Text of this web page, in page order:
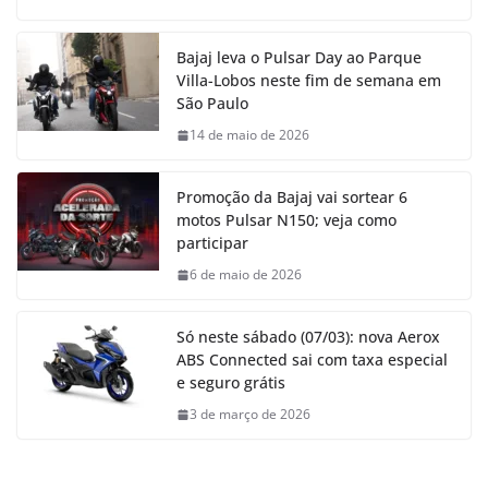
Bajaj leva o Pulsar Day ao Parque
Villa-Lobos neste fim de semana em
São Paulo
14 de maio de 2026
Promoção da Bajaj vai sortear 6
motos Pulsar N150; veja como
participar
6 de maio de 2026
Só neste sábado (07/03): nova Aerox
ABS Connected sai com taxa especial
e seguro grátis
3 de março de 2026